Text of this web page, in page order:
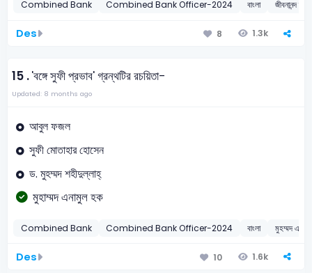
Combined Bank Combined Bank Officer-2024 বাংলা জীবনানন্দ দাশ
Des 8 1.3k
15 .'বঙ্গে সুফী প্রভাব' গ্রন্থটির রচয়িতা-
Updated: 8 months ago
আবুল ফজল
সুফী মোতাহার হোসেন
ড. মুহম্মদ শহীদুল্লাহ্
মুহাম্মদ এনামুল হক
Combined Bank Combined Bank Officer-2024 বাংলা মুহম্মদ
Des 10 1.6k